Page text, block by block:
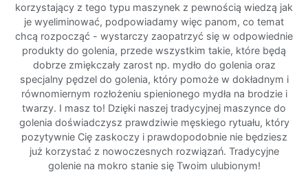
korzystający z tego typu maszynek z pewnością wiedzą jak
je wyeliminować, podpowiadamy więc panom, co temat
chcą rozpocząć - wystarczy zaopatrzyć się w odpowiednie
produkty do golenia, przede wszystkim takie, które będą
dobrze zmiękczały zarost np. mydło do golenia oraz
specjalny pędzel do golenia, który pomoże w dokładnym i
równomiernym rozłożeniu spienionego mydła na brodzie i
twarzy. I masz to! Dzięki naszej tradycyjnej maszynce do
golenia doświadczysz prawdziwie męskiego rytuału, który
pozytywnie Cię zaskoczy i prawdopodobnie nie będziesz
już korzystać z nowoczesnych rozwiązań. Tradycyjne
golenie na mokro stanie się Twoim ulubionym!